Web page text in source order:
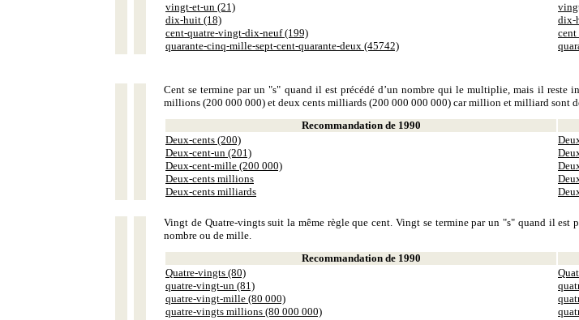
vingt-et-un (21)
dix-huit (18)
cent-quatre-vingt-dix-neuf (199)
quarante-cinq-mille-sept-cent-quarante-deux (45742)
dix-
Cent se termine par un "s" quand il est précédé d’un nombre qui le multiplie, mais il
millions (200 000 000) et deux cents milliards (200 000 000 000) car million et milliard sont
Recommandation de 1990
Deux-cents (200)
Deux-cent-un (201)
Deux-cent-mille (200 000)
Deux-cents millions
Deux-cents milliards
Vingt de Quatre-vingts suit la même règle que cent. Vingt se termine par un "s" quand il
nombre ou de mille.
Recommandation de 1990
Quatre-vingts (80)
quatre-vingt-un (81)
quatre-vingt-mille (80 000)
quatre-vingts millions (80 000 000)